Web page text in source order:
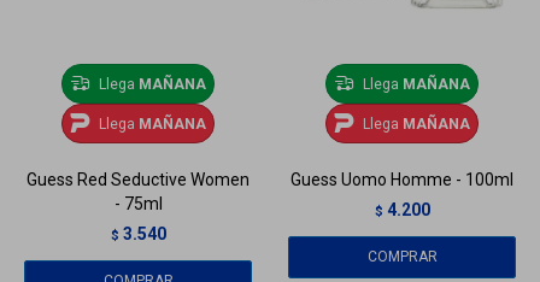
Llega MAÑANA
Llega MAÑANA
Guess Red Seductive Women
- 75ml
$ 3.540
Llega MAÑANA
Llega MAÑANA
Guess Uomo Homme - 100ml
$ 4.200